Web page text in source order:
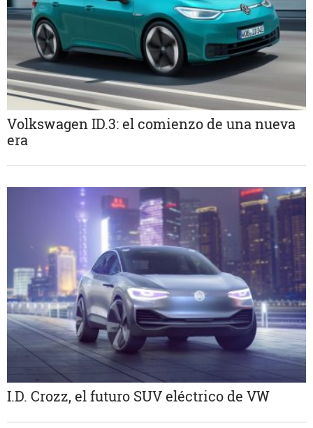
Volkswagen ID.3: el comienzo de una nueva
era
I.D. Crozz, el futuro SUV eléctrico de VW